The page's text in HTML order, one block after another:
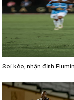
Soi kèo, nhận định